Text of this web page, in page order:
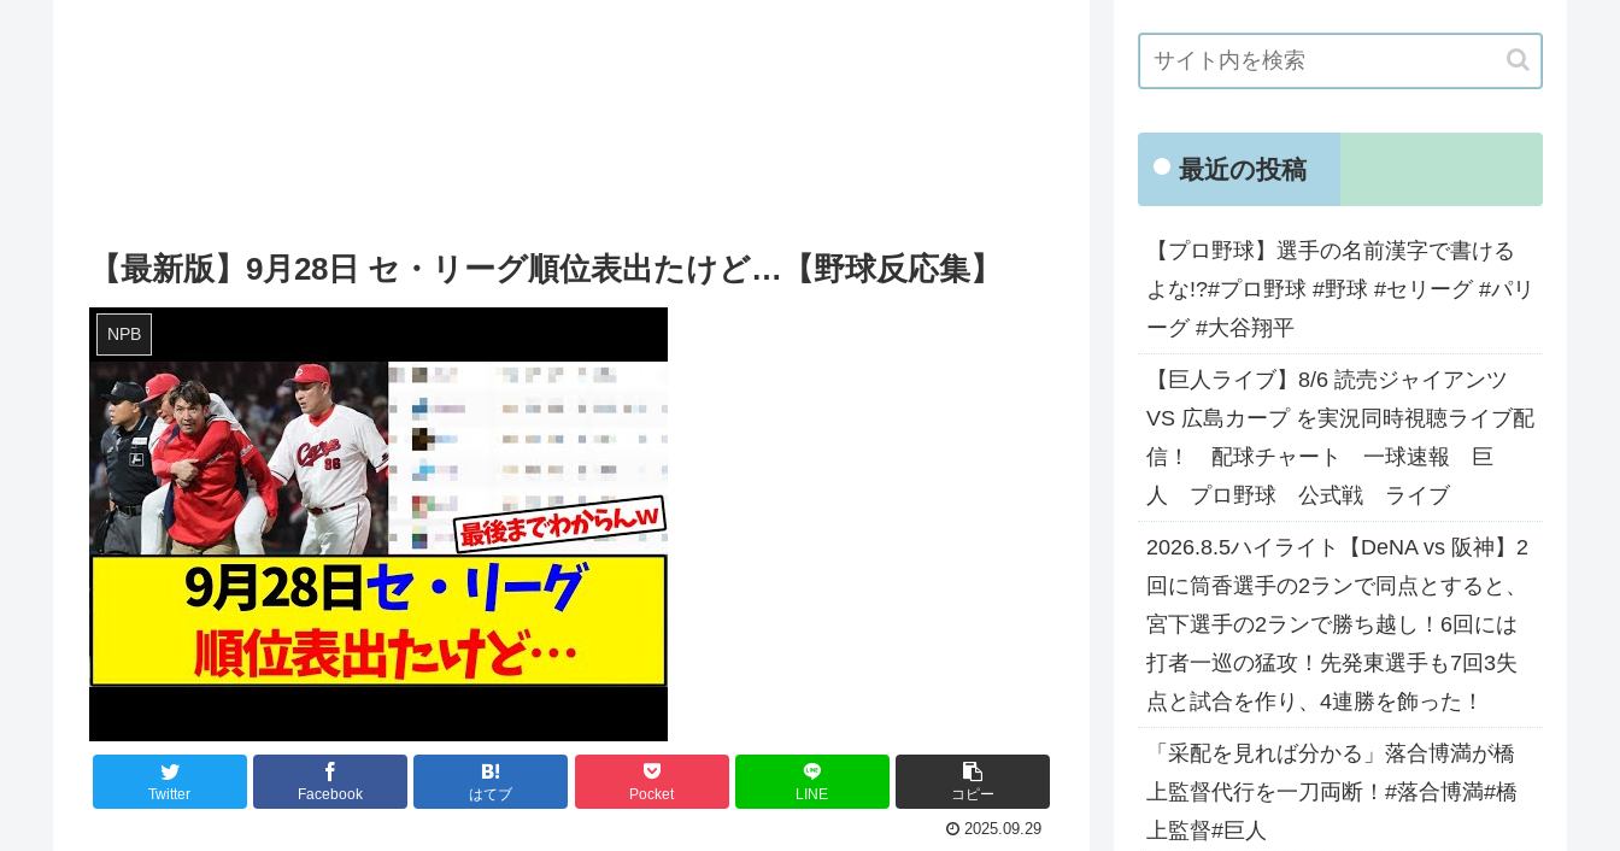
【最新版】9月28日 セ・リーグ順位表出たけど…【野球反応集】
NPB
Twitter Facebook はてブ Pocket LINE コピー
2025.09.29
最近の投稿
【プロ野球】選手の名前漢字で書ける
よな!?#プロ野球 #野球 #セリーグ #パリ
ーグ #大谷翔平
【巨人ライブ】8/6 読売ジャイアンツ
VS 広島カープ を実況同時視聴ライブ配
信！ 配球チャート 一球速報 巨
人 プロ野球 公式戦 ライブ
2026.8.5ハイライト【DeNA vs 阪神】2
回に筒香選手の2ランで同点とすると、
宮下選手の2ランで勝ち越し！6回には
打者一巡の猛攻！先発東選手も7回3失
点と試合を作り、4連勝を飾った！
「采配を見れば分かる」落合博満が橋
上監督代行を一刀両断！#落合博満#橋
上監督#巨人